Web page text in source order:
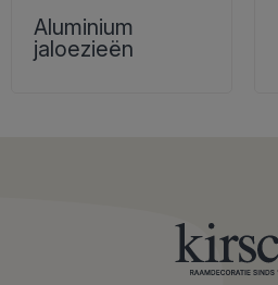
Aluminium
jaloezieën